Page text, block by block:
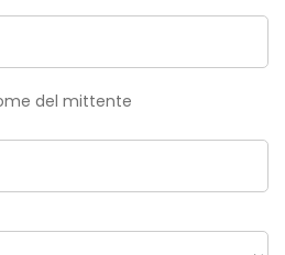
e cognome del mittente